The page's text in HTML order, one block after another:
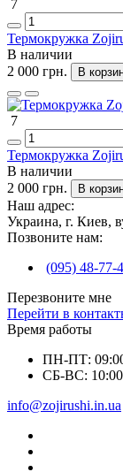
7
Термокружка
В наличии
2 000 грн.
В
7
Термокружка
В наличии
2 000 грн.
В
Наш адрес:
Украина, г. Киев,
Позвоните нам:
(095) 48-77-
Перезвоните мне
Перейти в
Время работы
ПН-ПТ:
СБ-ВС:
info@zojirushi.in.ua